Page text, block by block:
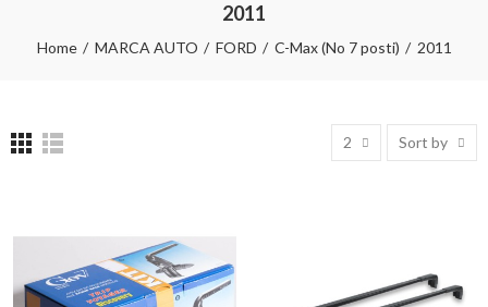
2011
Home MARCA AUTO FORD C-Max (No 7 posti) 2011
2 Sort by